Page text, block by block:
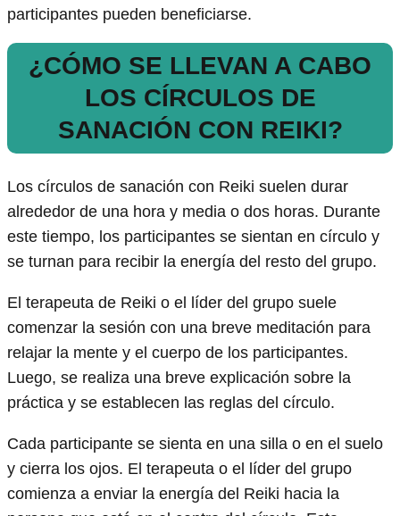
participantes pueden beneficiarse.
¿CÓMO SE LLEVAN A CABO
LOS CÍRCULOS DE
SANACIÓN CON REIKI?
Los círculos de sanación con Reiki suelen durar
alrededor de una hora y media o dos horas. Durante
este tiempo, los participantes se sientan en círculo y
se turnan para recibir la energía del resto del grupo.
El terapeuta de Reiki o el líder del grupo suele
comenzar la sesión con una breve meditación para
relajar la mente y el cuerpo de los participantes.
Luego, se realiza una breve explicación sobre la
práctica y se establecen las reglas del círculo.
Cada participante se sienta en una silla o en el suelo
y cierra los ojos. El terapeuta o el líder del grupo
comienza a enviar la energía del Reiki hacia la